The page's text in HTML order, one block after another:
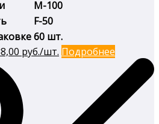
М-100
F-50
60 шт.
руб./
руб./шт. Текущая
Подробнее